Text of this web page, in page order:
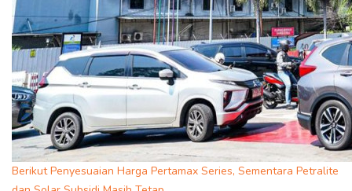
Berikut Penyesuaian Harga Pertamax Series, Sementara Petralite